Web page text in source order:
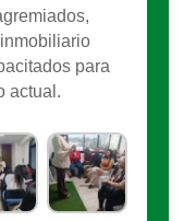
para
actual.